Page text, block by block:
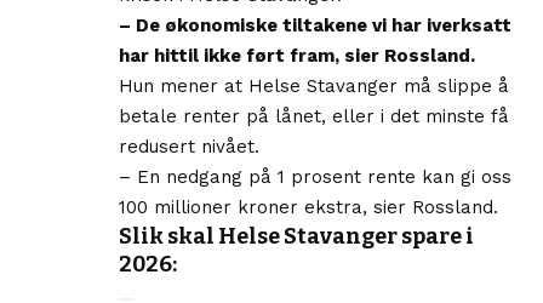
– De økonomiske tiltakene vi har iverksatt
har hittil ikke ført fram, sier Rossland.
Hun mener at Helse Stavanger må slippe å
betale renter på lånet, eller i det minste få
redusert nivået.
– En nedgang på 1 prosent rente kan gi oss
100 millioner kroner ekstra, sier Rossland.
Slik skal Helse Stavanger spare i
2026: